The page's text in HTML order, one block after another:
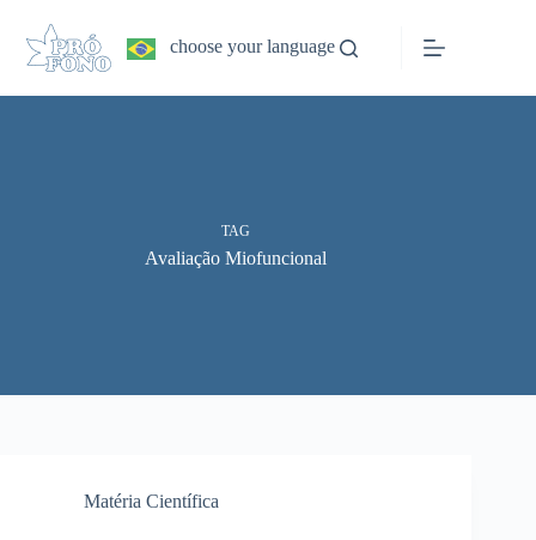
conteúdo
choose your language
TAG
Avaliação Miofuncional
Matéria Científica